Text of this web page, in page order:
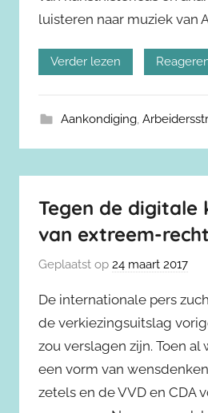
luisteren naar muziek van
Verder lezen
Aankondiging,
Tegen de digitale
van extreem-
Geplaatst op 24 maart 2017
De internationale pers
de verkiezingsuitslag
zou verslagen zijn. Toen
een vorm van
zetels en de VVD en CDA